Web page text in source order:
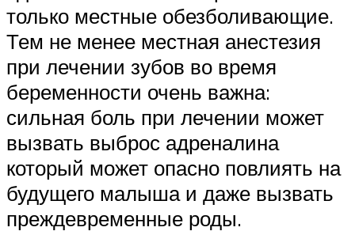
только местные обезболивающие.
Тем не менее местная анестезия
при лечении зубов во время
беременности очень важна:
сильная боль при лечении может
вызвать выброс адреналина
который может опасно повлиять на
будущего малыша и даже вызвать
преждевременные роды.